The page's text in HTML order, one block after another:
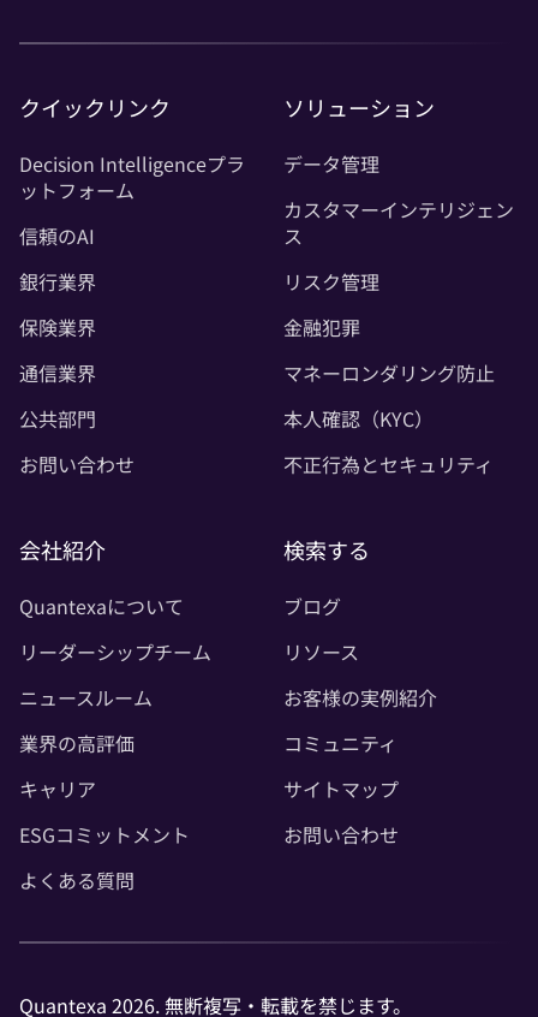
クイックリンク
Decision Intelligenceプラ
ットフォーム
信頼のAI
銀行業界
保険業界
通信業界
公共部門
お問い合わせ
ソリューション
データ管理
カスタマーインテリジェン
ス
リスク管理
金融犯罪
マネーロンダリング防止
本人確認（KYC）
不正行為とセキュリティ
会社紹介
Quantexaについて
リーダーシップチーム
ニュースルーム
業界の高評価
キャリア
ESGコミットメント
よくある質問
検索する
ブログ
リソース
お客様の実例紹介
コミュニティ
サイトマップ
お問い合わせ
Quantexa 2026. 無断複写・転載を禁じます。